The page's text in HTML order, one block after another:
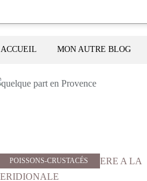
ACCUEIL MON AUTRE BLOG
POISSONS-CRUSTACÉS